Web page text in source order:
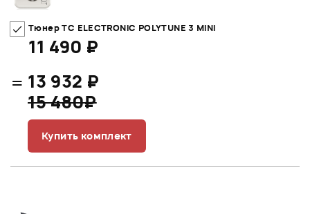
Тюнер TC ELECTRONIC POLYTUNE 3 MINI
11 490 ₽
= 13 932 ₽
15 480₽
Купить комплект